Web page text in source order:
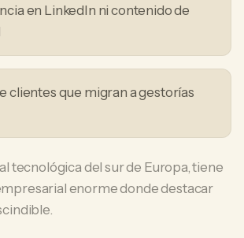
en LinkedIn ni contenido de
clientes que migran a gestorías
tecnológica del sur de Europa, tiene
enorme donde destacar